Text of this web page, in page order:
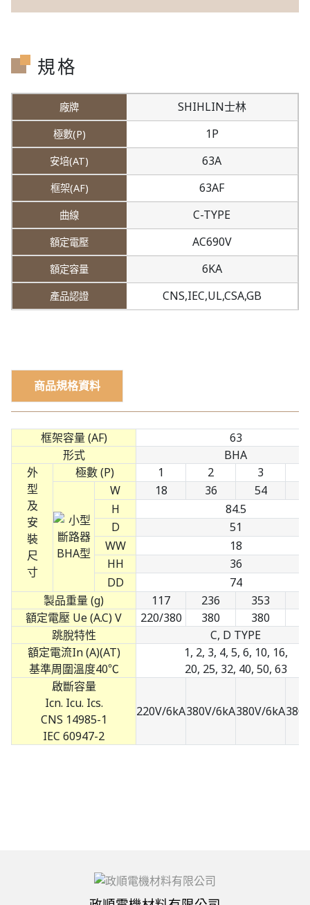
規格
SHIHLIN士林
1P
63A
63AF
C-TYPE
AC690V
6KA
CNS,IEC,UL,CSA,GB
商品規格資料
框架容量 (AF)
63
形式
BHA
外
型
及
安
裝
尺
寸
極數 (P) 1 2 3
W
18 36 54
H
84.5
D
51
WW
18
HH
36
DD
74
製品重量 (g)
117 236 353
額定電壓 Ue (A.C) V
220/380 380 380
跳脫特性
C, D TYPE
額定電流In (A)(AT)
基準周圍溫度40℃
1, 2, 3, 4, 5, 6, 10, 16,
20, 25, 32, 40, 50, 63
啟斷容量
Icn. Icu. Ics.
CNS 14985-1
IEC 60947-2
220V/6kA380V/6kA380V/6kA